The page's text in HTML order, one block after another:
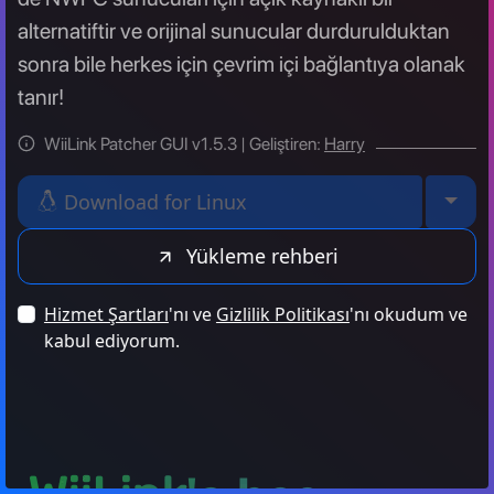
alternatiftir ve orijinal sunucular durdurulduktan
sonra bile herkes için çevrim içi bağlantıya olanak
tanır!
WiiLink Patcher GUI v1.5.3| Geliştiren: Harry
Download for Linux
Yükleme rehberi
Hizmet Şartları'nı ve Gizlilik Politikası'nı okudum ve
kabul ediyorum.